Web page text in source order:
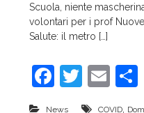
Scuola, niente
volontari per i prof
Salute: il metro […]
F T
w
E C
News COVID,